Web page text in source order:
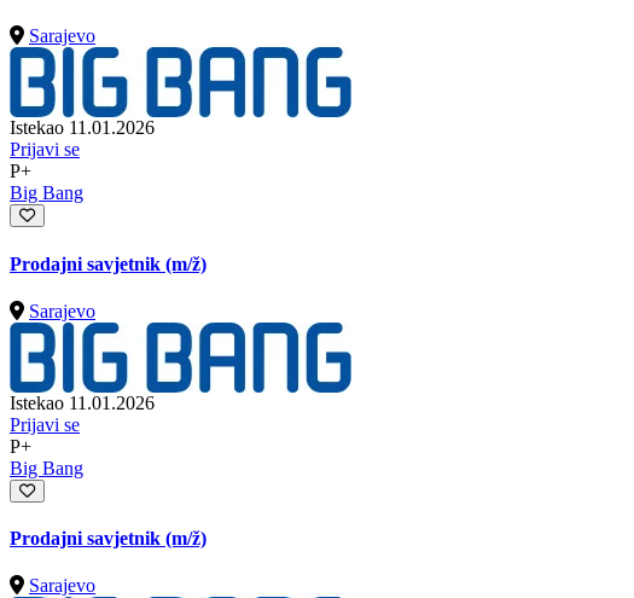
Sarajevo
Istekao 11.01.2026
Prijavi se
P+
Big Bang
Prodajni savjetnik (m/ž)
Sarajevo
Istekao 11.01.2026
Prijavi se
P+
Big Bang
Prodajni savjetnik (m/ž)
Sarajevo